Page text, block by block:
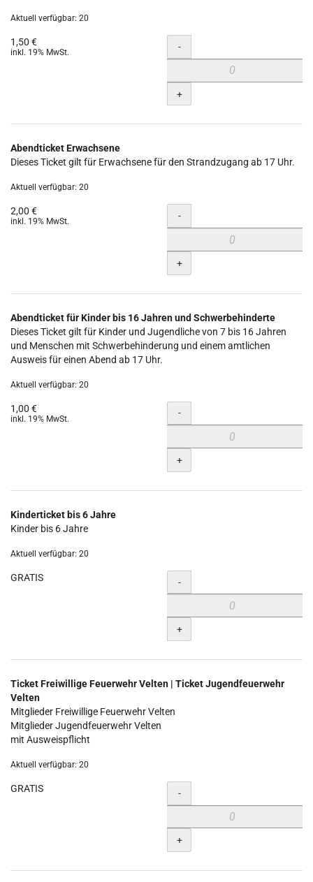
Aktuell verfügbar: 20
1,50 €
inkl. 19% MwSt. Menge
-
+
Abendticket Erwachsene
Dieses Ticket gilt für Erwachsene für den Strandzugang ab 17 Uhr.
Aktuell verfügbar: 20
2,00 €
inkl. 19% MwSt. Menge
-
+
Abendticket für Kinder bis 16 Jahren und Schwerbehinderte
Dieses Ticket gilt für Kinder und Jugendliche von 7 bis 16 Jahren
und Menschen mit Schwerbehinderung und einem amtlichen
Ausweis für einen Abend ab 17 Uhr.
Aktuell verfügbar: 20
1,00 €
inkl. 19% MwSt. Menge
-
+
Kinderticket bis 6 Jahre
Kinder bis 6 Jahre
Aktuell verfügbar: 20
GRATIS Menge
-
+
Ticket Freiwillige Feuerwehr Velten | Ticket Jugendfeuerwehr
Velten
Mitglieder Freiwillige Feuerwehr Velten
Mitglieder Jugendfeuerwehr Velten
mit Ausweispflicht
Aktuell verfügbar: 20
GRATIS Menge
-
+